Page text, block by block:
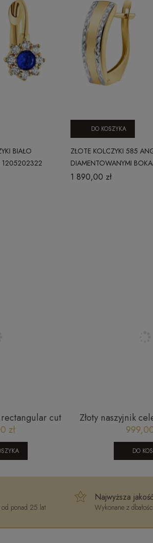
BIAŁO
1205202322
ZŁOTE KOLCZYKI 585
DIAMENTOWANYMI
ZŁOTA 18 MM BASIC
1 890,00 zł
DO KOSZYKA
cut
585 City
zł
Złoty naszyjnik
DO
ponad 25 lat
Najwyższa jakość
Wykonane z